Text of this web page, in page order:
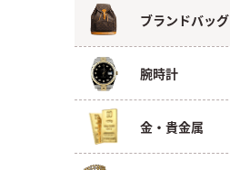
ブランドバッグ
腕時計
金・貴金属